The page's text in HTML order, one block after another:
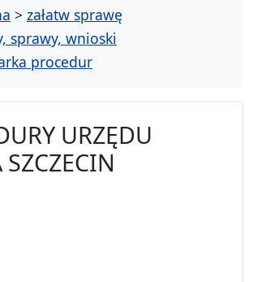
> załatw sprawę
sprawy, wnioski
procedur
URZĘDU